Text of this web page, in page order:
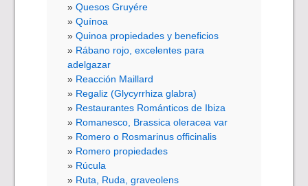
Quesos Gruyére
Quínoa
Quinoa propiedades y beneficios
Rábano rojo, excelentes para
adelgazar
Reacción Maillard
Regaliz (Glycyrrhiza glabra)
Restaurantes Románticos de Ibiza
Romanesco, Brassica oleracea var
Romero o Rosmarinus officinalis
Romero propiedades
Rúcula
Ruta, Ruda, graveolens